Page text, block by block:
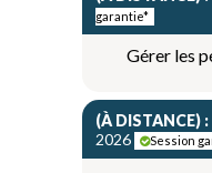
garantie*
Gérer les
(À DISTANCE) :
2026
Session